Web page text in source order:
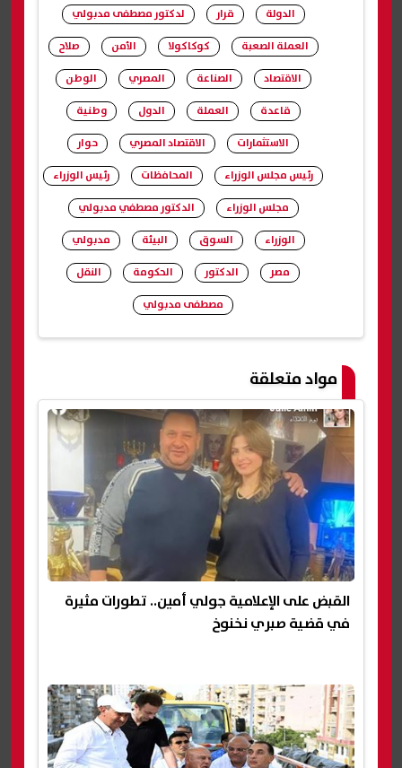
الدولة
قرار
لدكتور مصطفى مدبولي
العملة الصعبة
كوكاكولا الأمن
صلاح
الاقتصاد
الصناعة المصري
الوطن
قاعدة
العملة الدول
وطنية
الاستثمارات
الاقتصاد المصري
حوار
رئيس مجلس الوزراء
المحافظات
رئيس الوزراء
مجلس الوزراء
الدكتور مصطفي مدبولي
الوزراء
السوق البيئة
مدبولي
مصر
الدكتور الحكومة
النقل
مصطفى مدبولي
مواد متعلقة
القبض على الإعلامية جولي أمين.. تطورات مثيرة
في قضية صبري نخنوخ